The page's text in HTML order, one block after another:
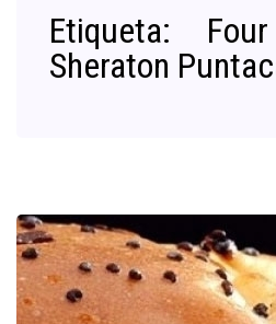
Etiqueta:
Sheraton